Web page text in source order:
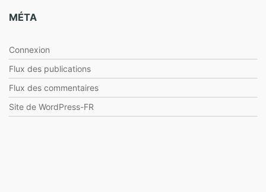
MÉTA
Connexion
Flux des publications
Flux des commentaires
Site de WordPress-FR